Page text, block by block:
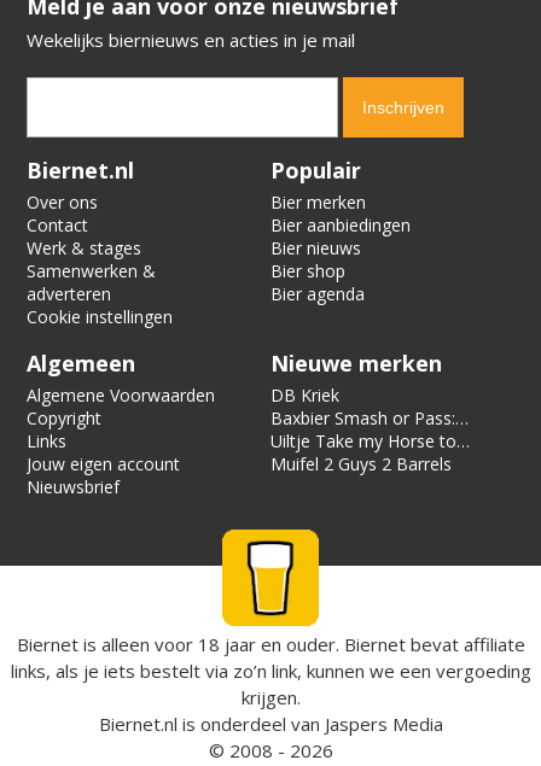
Wekelijks biernieuws en acties in je mail
Verification code:
Biernet.nl
Over ons
Contact
Werk & stages
Samenwerken &
adverteren
Cookie instellingen
Populair
Bier merken
Bier aanbiedingen
Bier nieuws
Bier shop
Bier agenda
Algemeen
Algemene Voorwaarden
Copyright
Links
Jouw eigen account
Nieuwsbrief
Nieuwe merken
DB Kriek
Baxbier Smash or Pass:
Strata
Uiltje Take my Horse to
the Hotel Room
Muifel 2 Guys 2 Barrels
Biernet is alleen voor 18 jaar en ouder. Biernet bevat affiliate
links, als je iets bestelt via zo’n link, kunnen we een vergoeding
krijgen.
Biernet.nl is onderdeel van Jaspers Media
© 2008 - 2026